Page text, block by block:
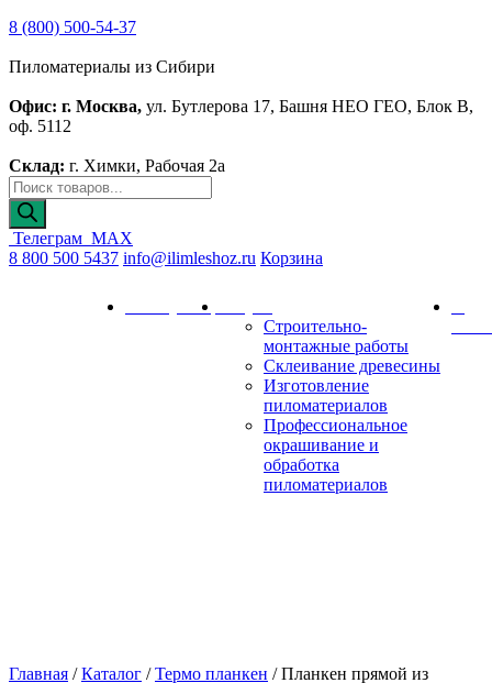
8 (800) 500-54-37
Пиломатериалы из Сибири
Офис: г. Москва, ул. Бутлерова 17, Башня НЕО ГЕО, Блок В,
оф. 5112
Склад: г. Химки, Рабочая 2а
Телеграм MAX
8 800 500 5437 info@ilimleshoz.ru Корзина
Калькулятор
Строительно-
монтажные работы
Склеивание древесины
Изготовление
пиломатериалов
Профессиональное
окрашивание и
обработка
пиломатериалов
Главная /Каталог /Термо планкен /Планкен прямой из